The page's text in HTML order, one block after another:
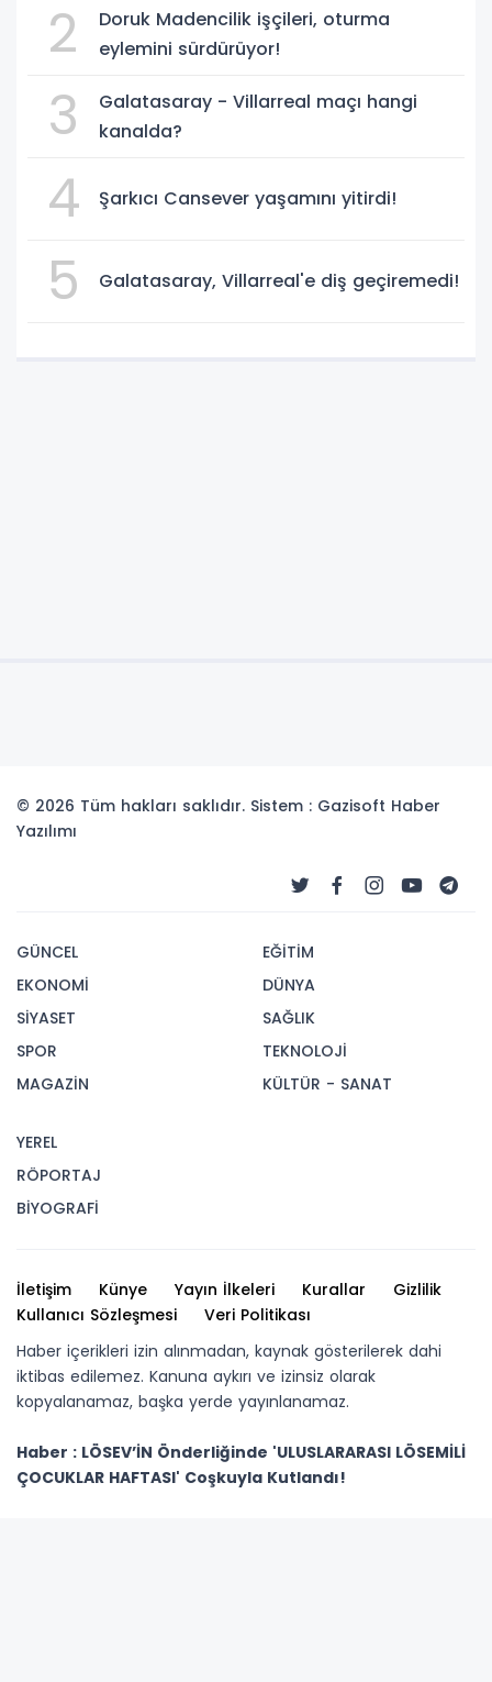
2
Doruk Madencilik işçileri, oturma
eylemini sürdürüyor!
3
Galatasaray - Villarreal maçı hangi
kanalda?
4 Şarkıcı Cansever yaşamını yitirdi!
5 Galatasaray, Villarreal'e diş geçiremedi!
© 2026 Tüm hakları saklıdır. Sistem : Gazisoft Haber
Yazılımı
GÜNCEL
EKONOMİ
SİYASET
SPOR
MAGAZİN
EĞİTİM
DÜNYA
SAĞLIK
TEKNOLOJİ
KÜLTÜR - SANAT
YEREL
RÖPORTAJ
BİYOGRAFİ
İletişim Künye Yayın İlkeleri Kurallar
Gizlilik
Kullanıcı Sözleşmesi
Veri Politikası
Haber içerikleri izin alınmadan, kaynak gösterilerek dahi
iktibas edilemez. Kanuna aykırı ve izinsiz olarak
kopyalanamaz, başka yerde yayınlanamaz.
Haber : LÖSEV’İN Önderliğinde 'ULUSLARARASI LÖSEMİLİ
ÇOCUKLAR HAFTASI' Coşkuyla Kutlandı!